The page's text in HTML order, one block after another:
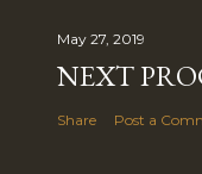
May 27, 2019
NEXT
Share Post a